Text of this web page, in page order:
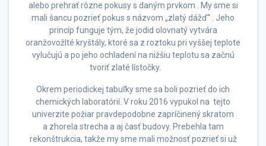
alebo prehrať rôzne pokusy s daným prvkom . My sme si
mali šancu pozrieť pokus s názvom „zlatý dážď“ . Jeho
princíp funguje tým, že jodid olovnatý vytvára
oranžovožlté kryštály, ktoré sa z roztoku pri vyššej teplote
vylučujú a po jeho ochladení na nižšiu teplotu sa začnú
tvoriť zlaté lístočky.
Okrem periodickej tabuľky sme sa boli pozrieť do ich
chemických laboratórií. V roku 2016 vypukol na tejto
univerzite požiar pravdepodobne zapríčinený skratom
a zhorela strecha a aj časť budovy. Prebehla tam
rekonštrukcia, takže my sme mali možnosť pozrieť si už